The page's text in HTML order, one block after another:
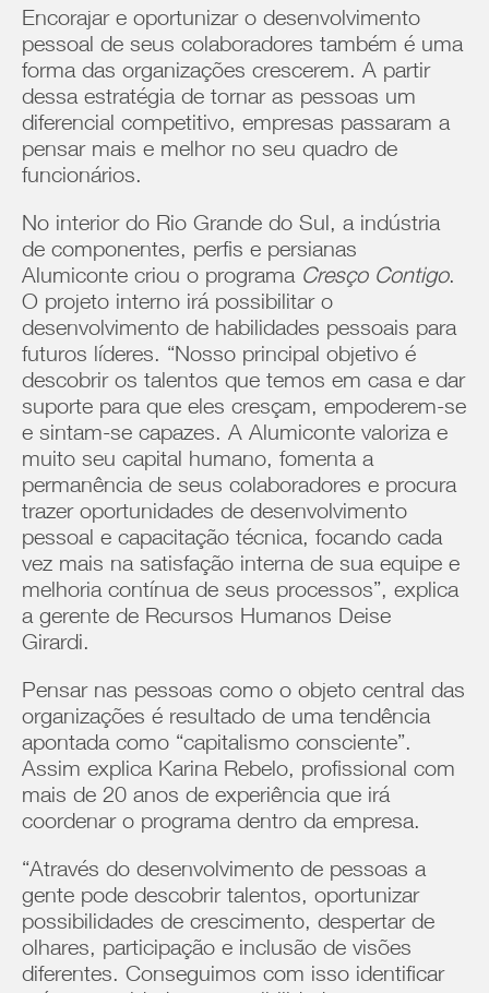
Encorajar e oportunizar o desenvolvimento
pessoal de seus colaboradores também é uma
forma das organizações crescerem. A partir
dessa estratégia de tornar as pessoas um
diferencial competitivo, empresas passaram a
pensar mais e melhor no seu quadro de
funcionários.
No interior do Rio Grande do Sul, a indústria
de componentes, perfis e persianas
Alumiconte criou o programa Cresço Contigo.
O projeto interno irá possibilitar o
desenvolvimento de habilidades pessoais para
futuros líderes. “Nosso principal objetivo é
descobrir os talentos que temos em casa e dar
suporte para que eles cresçam, empoderem-se
e sintam-se capazes. A Alumiconte valoriza e
muito seu capital humano, fomenta a
permanência de seus colaboradores e procura
trazer oportunidades de desenvolvimento
pessoal e capacitação técnica, focando cada
vez mais na satisfação interna de sua equipe e
melhoria contínua de seus processos”, explica
a gerente de Recursos Humanos Deise
Girardi.
Pensar nas pessoas como o objeto central das
organizações é resultado de uma tendência
apontada como “capitalismo consciente”.
Assim explica Karina Rebelo, profissional com
mais de 20 anos de experiência que irá
coordenar o programa dentro da empresa.
“Através do desenvolvimento de pessoas a
gente pode descobrir talentos, oportunizar
possibilidades de crescimento, despertar de
olhares, participação e inclusão de visões
diferentes. Conseguimos com isso identificar